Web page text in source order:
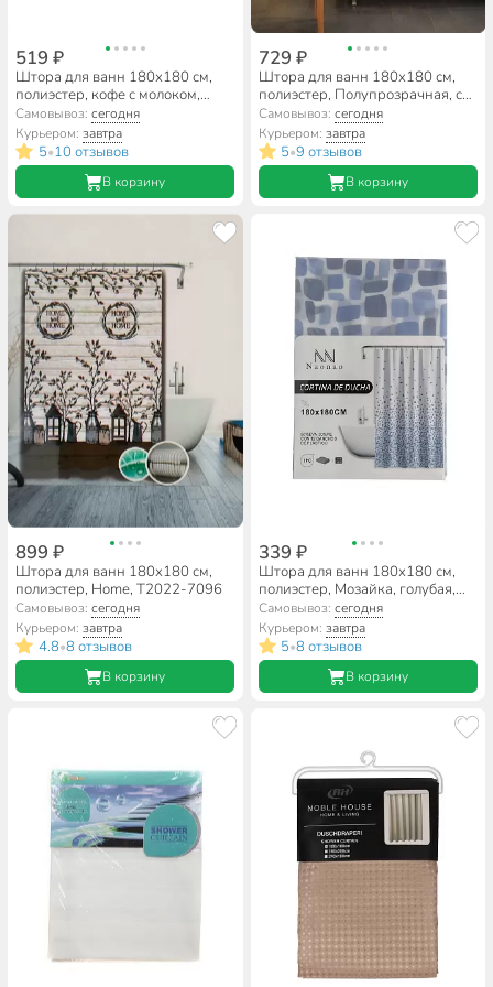
519 ₽
Штора для ванн 180х180 см,
полиэстер, кофе с молоком,
A310030
Самовывоз:сегодня
Курьером:завтра
5•10 отзывов
В корзину
729 ₽
Штора для ванн 180х180 см,
полиэстер, Полупрозрачная, с
кольцами, T2023-002
Самовывоз: сегодня
Курьером: завтра
5•9 отзывов
В корзину
899 ₽
Штора для ванн 180х180 см,
полиэстер, Home, T2022-7096
Самовывоз:сегодня
Курьером:завтра
4.8•8 отзывов
В корзину
339 ₽
Штора для ванн 180х180 см,
полиэстер, Мозайка, голубая,
A310060
Самовывоз: сегодня
Курьером: завтра
5•8 отзывов
В корзину